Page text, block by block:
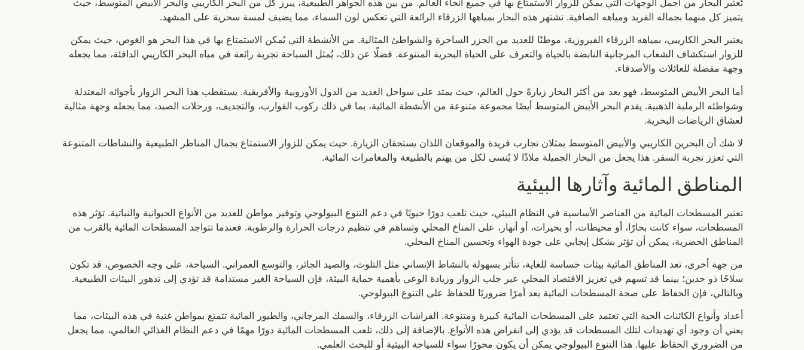
يتميز كل منهما بجماله الفريد ومياهه الصافية. تشتهر هذه البحار بمياهها الزرقاء الرائعة التي تعكس لون السماء، مما يضيف لمسة سحرية على المشهد.
يعتبر البحر الكاريبي، بمياهه الزرقاء الفيروزية، موطنًا للعديد من الجزر الساحرة والشواطئ المثالية. من الأنشطة التي يُمكن الاستمتاع بها في هذا البحر هو الغوص، حيث يمكن
للزوار استكشاف الشعاب المرجانية النابضة بالحياة والتعرف على الحياة البحرية المتنوعة. فضلًا عن ذلك، يُمثل السباحة تجربة رائعة في مياه البحر الكاريبي الدافئة، مما يجعله
وجهة مفضلة للعائلات والأصدقاء.
أما البحر الأبيض المتوسط، فهو يعد من أكثر البحار زيارةً حول العالم، حيث يمتد على سواحل العديد من الدول الأوروبية والأفريقية. يستقطب هذا البحر الزوار بأجوائه المعتدلة
وشواطئه الرملية الذهبية. يقدم البحر الأبيض المتوسط أيضًا مجموعة متنوعة من الأنشطة المائية، بما في ذلك ركوب القوارب، والتجديف، ورحلات الصيد، مما يجعله وجهة مثالية
لعشاق الرياضات البحرية.
لا شك أن البحرين الكاريبي والأبيض المتوسط يمثلان تجارب فريدة والموقعان اللذان يستحقان الزيارة. حيث يمكن للزوار الاستمتاع بجمال المناظر الطبيعية والنشاطات المتنوعة
التي تعزز تجربة السفر. هذا يجعل من البحار الجميلة ملاذًا لا يُنسى لكل من يهتم بالطبيعة والمغامرات المائية.
المناطق المائية وآثارها البيئية
تعتبر المسطحات المائية من العناصر الأساسية في النظام البيئي، حيث تلعب دورًا حيويًا في دعم التنوع البيولوجي وتوفير مواطن للعديد من الأنواع الحيوانية والنباتية. تؤثر هذه
المسطحات، سواء كانت بحارًا، أو محيطات، أو بحيرات، أو أنهار، على المناخ المحلي وتساهم في تنظيم درجات الحرارة والرطوبة. فعندما تتواجد المسطحات المائية بالقرب من
المناطق الحضرية، يمكن أن تؤثر بشكل إيجابي على جودة الهواء وتحسين المناخ المحلي.
من جهة أخرى، تعد المناطق المائية بيئات حساسة للغاية، تتأثر بسهولة بالنشاط الإنساني مثل التلوث، والصيد الجائر، والتوسع العمراني. السياحة، على وجه الخصوص، قد تكون
سلاحًا ذو حدين؛ بينما قد تسهم في تعزيز الاقتصاد المحلي عبر جلب الزوار وزيادة الوعي بأهمية حماية البيئة، فإن السياحة الغير مستدامة قد تؤدي إلى تدهور البيئات الطبيعية.
وبالتالي، فإن الحفاظ على صحة المسطحات المائية يعد أمرًا ضروريًا للحفاظ على التنوع البيولوجي.
أعداد وأنواع الكائنات الحية التي تعتمد على المسطحات المائية كبيرة ومتنوعة. الفراشات الزرقاء، والسمك المرجاني، والطيور المائية تتمتع بمواطن غنية في هذه البيئات، مما
يعني أن وجود أي تهديدات لتلك المسطحات قد يؤدي إلى انقراض هذه الأنواع. بالإضافة إلى ذلك، تلعب المسطحات المائية دورًا مهمًا في دعم النظام الغذائي العالمي، مما يجعل
من الضروري الحفاظ عليها. هذا التنوع البيولوجي يمكن أن يكون محورًا سواء للسياحة البيئية أو للبحث العلمي.